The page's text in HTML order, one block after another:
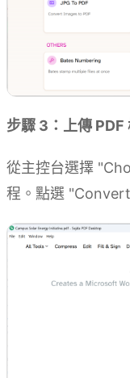
步驟 3：上傳 PDF
從主控台選擇
程。點選